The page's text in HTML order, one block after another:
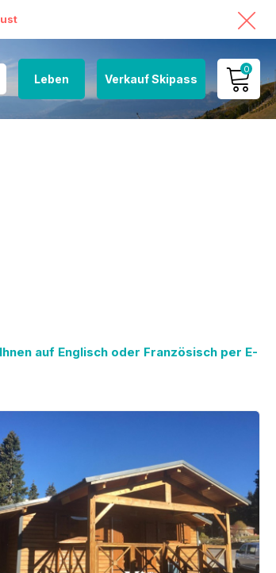
Leben Verkauf Skipass
0
MEIN KONTO
auf Englisch oder Französisch per E-